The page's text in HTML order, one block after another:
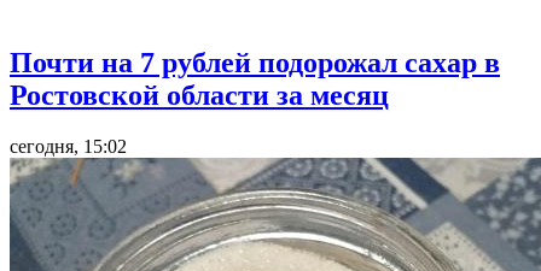
Почти на 7 рублей подорожал сахар в
Ростовской области за месяц
сегодня, 15:02